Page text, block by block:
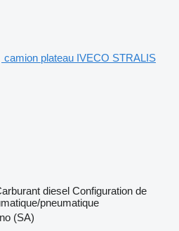
camion plateau IVECO STRALIS
diesel Configuration de
pneumatique
(SA)